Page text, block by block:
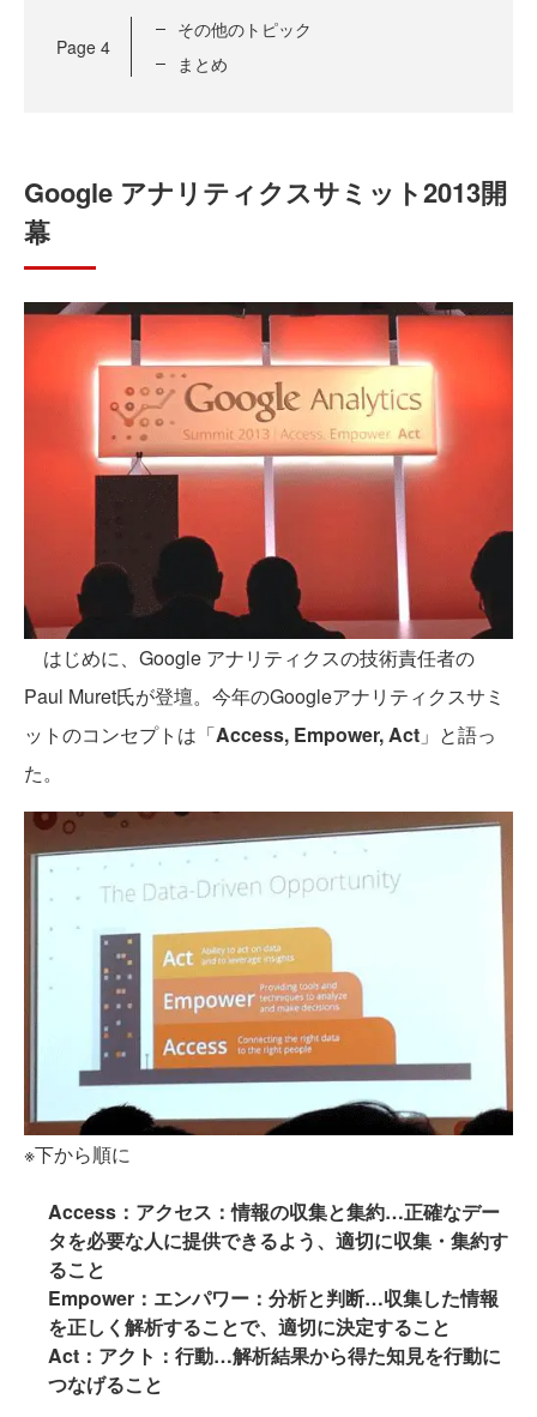
Page 4
その他のトピック
まとめ
Google アナリティクスサミット2013開
幕
はじめに、Google アナリティクスの技術責任者の
Paul Muret氏が登壇。今年のGoogleアナリティクスサミ
ットのコンセプトは「Access, Empower, Act 」と語っ
た。
※下から順に
Access：アクセス：情報の収集と集約…正確なデー
タを必要な人に提供できるよう、適切に収集・集約す
ること
Empower：エンパワー：分析と判断…収集した情報
を正しく解析することで、適切に決定すること
Act：アクト：行動…解析結果から得た知見を行動に
つなげること